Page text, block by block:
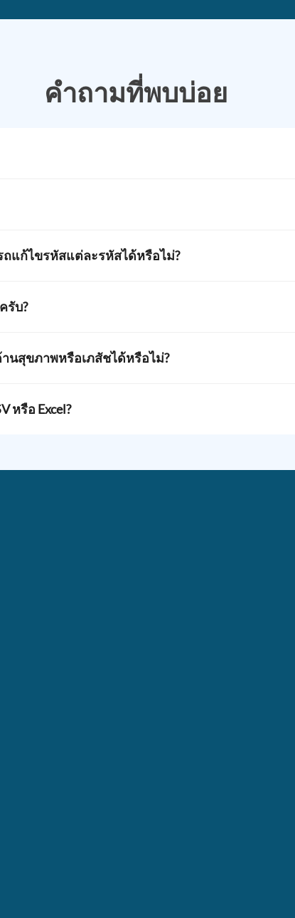
คำถามที่พบบ่อย
หมายเลขกลุ่ม, วันหมดอายุ, หมายเลขลำดับ และตัวระบุ
อักษร GS1 Element แทน URL บนเว็บ
และฟิลด์อื่น ๆ
แก้ไขรหัสแต่ละรหัสได้หรือไม่?
รับ?
สุขภาพหรือเภสัชได้หรือไม่?
หรือ Excel?
รีหรือ Google Workspace โดยไม่ต้องติดตั้งซอฟต์แวร์ใด